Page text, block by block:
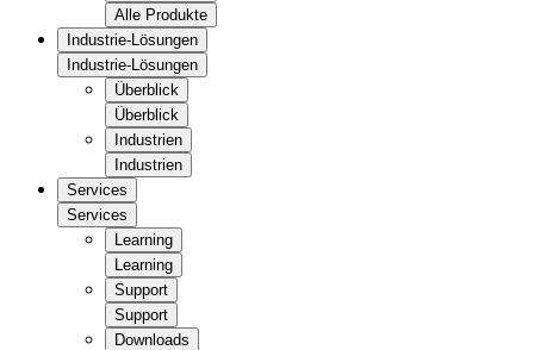
Alle Produkte
Industrie-Lösungen
Industrie-Lösungen
Überblick
Überblick
Industrien
Industrien
Services
Services
Learning
Learning
Support
Support
Downloads